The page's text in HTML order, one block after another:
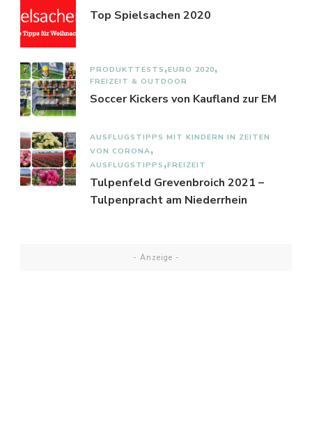
Top Spielsachen 2020
PRODUKTTESTS EURO 2020
FREIZEIT & OUTDOOR
Soccer Kickers von Kaufland zur EM
AUSFLUGSTIPPS MIT KINDERN IN ZEITEN
VON CORONA
AUSFLUGSTIPPS FREIZEIT
Tulpenfeld Grevenbroich 2021 –
Tulpenpracht am Niederrhein
- Anzeige -